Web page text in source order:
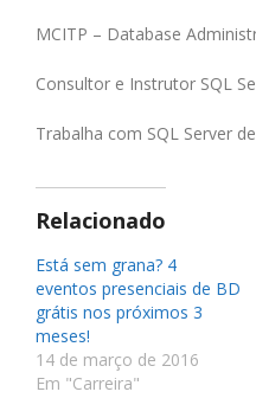
MCITP – Database
Consultor e Instrutor SQL
Trabalha com SQL Server
Relacionado
Está sem grana? 4
eventos presenciais de BD
grátis nos próximos 3
meses!
14 de março de 2016
Em "Carreira"